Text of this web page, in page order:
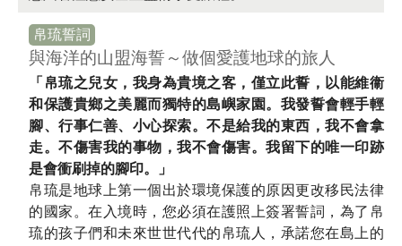
帛琉誓詞
與海洋的山盟海誓～做個愛護地球的旅人
「帛琉之兒女，我身為貴境之客，僅立此誓，以能維衞
和保護貴鄉之美麗而獨特的島嶼家園。我發誓會輕手輕
腳、行事仁善、小心探索。不是給我的東西，我不會拿
走。不傷害我的事物，我不會傷害。我留下的唯一印跡
是會衝刷掉的腳印。」
帛琉是地球上第一個出於環境保護的原因更改移民法律
的國家。在入境時，您必須在護照上簽署誓詞，為了帛
琉的孩子們和未來世世代代的帛琉人，承諾您在島上的